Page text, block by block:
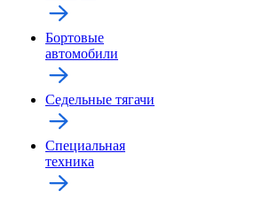
Бортовые
автомобили
Седельные тягачи
Специальная
техника